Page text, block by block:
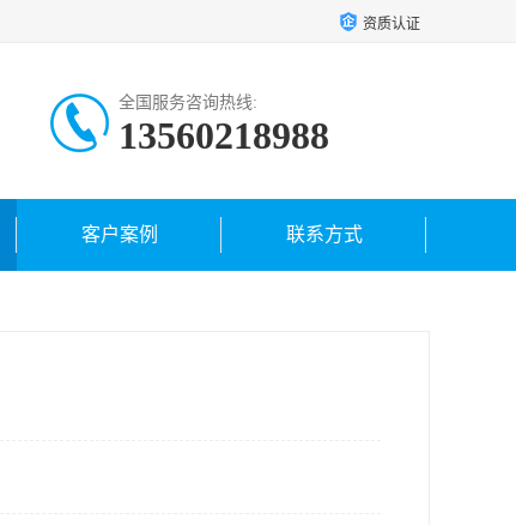
资质认证
全国服务咨询热线:
13560218988
客户案例 联系方式